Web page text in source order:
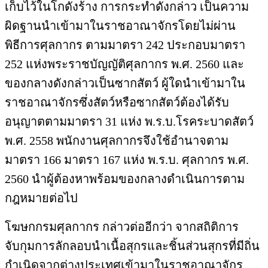
เก็บไว้ในโกดังร้าง การกระทำดังกล่าว เป็นความ
ผิดฐานนำเข้ามาในราชอาณาจักรโดยไม่ผ่าน
พิธีการศุลกากร ตามมาตรา 242 ประกอบมาตรา
252 แห่งพระราชบัญญัติศุลกากร พ.ศ. 2560 และ
ของกลางดังกล่าวเป็นซากสัตว์ ผู้ใดนำเข้ามาใน
ราชอาณาจักรซึ่งสัตว์หรือซากสัตว์ต้องได้รับ
อนุญาตตามมาตรา 31 แห่ง พ.ร.บ.โรคระบาดสัตว์
พ.ศ. 2558 พนักงานศุลกากรจึงใช้อำนาจตาม
มาตรา 166 มาตรา 167 แห่ง พ.ร.บ. ศุลกากร พ.ศ.
2560 นำผู้ต้องหาพร้อมของกลางดำเนินการตาม
กฎหมายต่อไป
โฆษกกรมศุลกากร กล่าวต่ออีกว่า จากสถิติการ
จับกุมการลักลอบนำเนื้อสุกรและชิ้นส่วนสุกรที่มีถิ่น
กำเนิดจากต่างประเทศเข้ามาในราชอาณาจักร